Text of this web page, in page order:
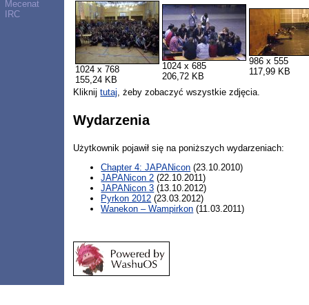
Mecenat
IRC
1024 x 768
155,24 KB
1024 x 685
206,72 KB
986 x 555
117,99 KB
Kliknijtutaj, żeby zobaczyć wszystkie zdjęcia.
Wydarzenia
Użytkownik pojawił się na poniższych wydarzeniach:
Chapter 4: JAPANicon (23.10.2010)
JAPANicon 2 (22.10.2011)
JAPANicon 3 (13.10.2012)
Pyrkon 2012 (23.03.2012)
Wanekon – Wampirkon (11.03.2011)